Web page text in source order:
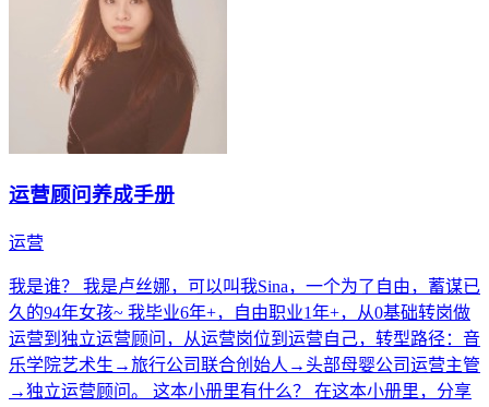
运营顾问养成手册
运营
我是谁？ 我是卢丝娜，可以叫我Sina，一个为了自由，蓄谋已
久的94年女孩~ 我毕业6年+，自由职业1年+，从0基础转岗做
运营到独立运营顾问，从运营岗位到运营自己，转型路径：音
乐学院艺术生→旅行公司联合创始人→头部母婴公司运营主管
→独立运营顾问。 这本小册里有什么？ 在这本小册里，分享